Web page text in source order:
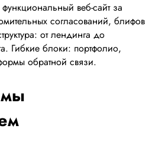
веб-сайт за
согласований, блифов
от лендинга до
Гибкие блоки: портфолио,
обратной связи.